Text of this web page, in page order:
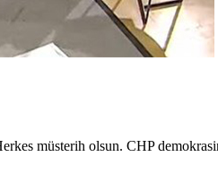
müsterih olsun. CHP